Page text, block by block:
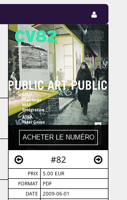
#82
PRIX
5.00 EUR
FORMAT
PDF
DATE
2009-06-01